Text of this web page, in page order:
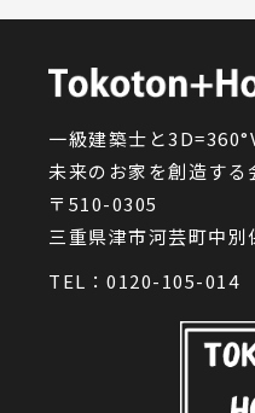
一級建築士と
未来のお家を創造する
〒510-0305
三重県津市河芸町中別
TEL： 0120-105-014